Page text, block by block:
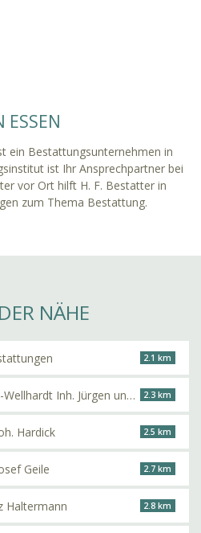
ESSEN
ein Bestattungsunternehmen in
ist Ihr Ansprechpartner bei
vor Ort hilft H. F. Bestatter in
zum Thema Bestattung.
NÄHE
2.1 km
Bestattungshaus Bleines-Wellhardt Inh. Jürgen und André Müller 2.3 km
Hardick 2.5 km
Geile 2.7 km
Haltermann 2.8 km